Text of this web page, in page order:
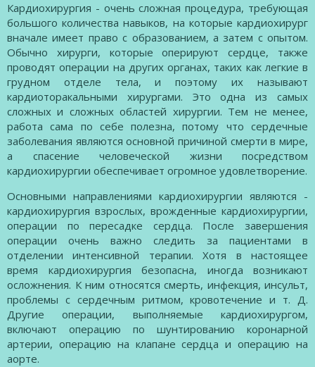
Кардиохирургия - очень сложная процедура, требующая
большого количества навыков, на которые кардиохирург
вначале имеет право с образованием, а затем с опытом.
Обычно хирурги, которые оперируют сердце, также
проводят операции на других органах, таких как легкие в
грудном отделе тела, и поэтому их называют
кардиоторакальными хирургами. Это одна из самых
сложных и сложных областей хирургии. Тем не менее,
работа сама по себе полезна, потому что сердечные
заболевания являются основной причиной смерти в мире,
а спасение человеческой жизни посредством
кардиохирургии обеспечивает огромное удовлетворение.
Основными направлениями кардиохирургии являются -
кардиохирургия взрослых, врожденные кардиохирургии,
операции по пересадке сердца. После завершения
операции очень важно следить за пациентами в
отделении интенсивной терапии. Хотя в настоящее
время кардиохирургия безопасна, иногда возникают
осложнения. К ним относятся смерть, инфекция, инсульт,
проблемы с сердечным ритмом, кровотечение и т. Д.
Другие операции, выполняемые кардиохирургом,
включают операцию по шунтированию коронарной
артерии, операцию на клапане сердца и операцию на
аорте.